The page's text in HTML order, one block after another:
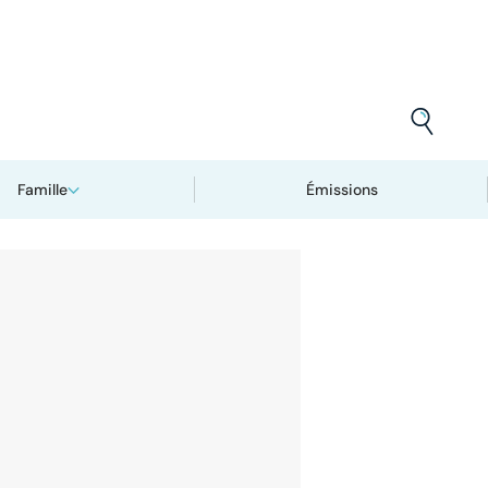
Famille Émissions